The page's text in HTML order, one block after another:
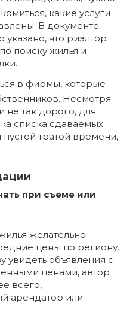
какие услуги
В документе
указано, что риэлтор
поиску жилья и
в фирмы, которые
Несмотря
не так дорого, для
списка сдаваемых
тратой времени,
при съеме или
желательно
цены по региону.
увидеть объявления с
ценами, автор
всего,
арендатор или